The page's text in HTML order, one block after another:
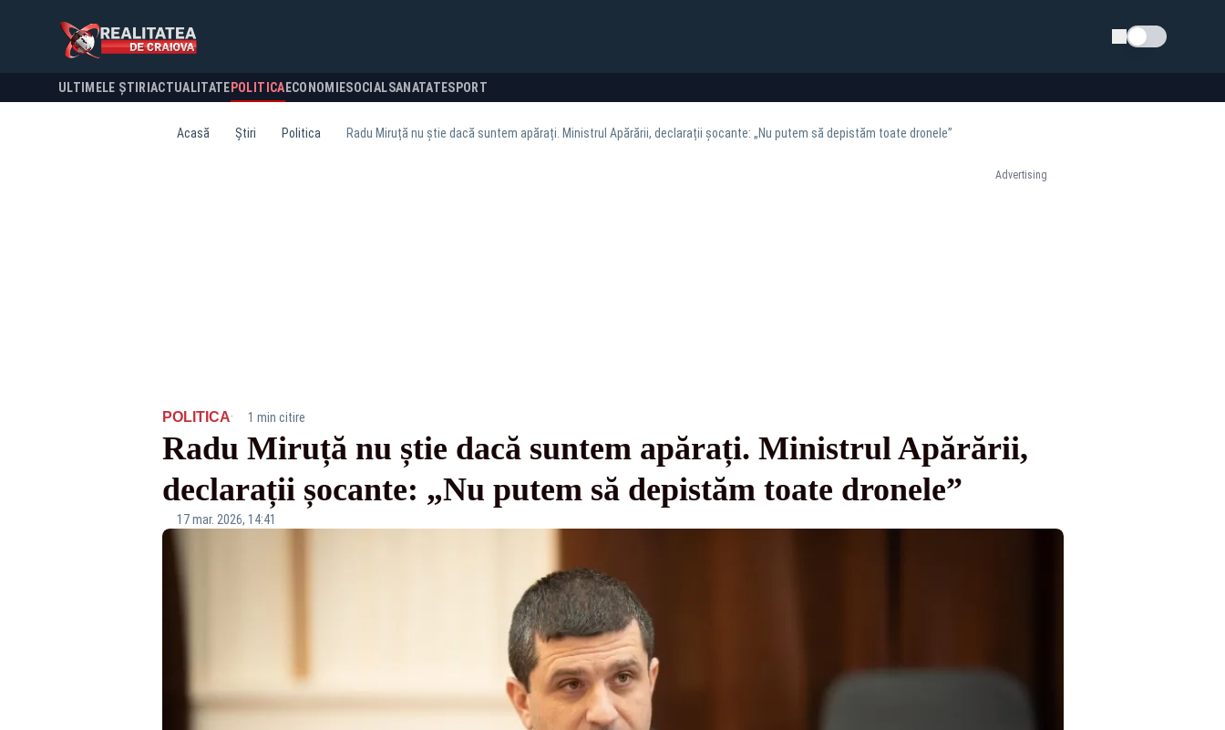
Schimba tema
ULTIMELE ȘTIRI ACTUALITATE POLITICA ECONOMIESOCIALSANATATESPORT
Acasă Știri Politica Radu Miruță nu știe dacă suntem apărați. Ministrul Apărării, declarații șocante: „Nu putem să depistăm toate dronele”
Advertising
POLITICA· 1 min citire
Radu Miruță nu știe dacă suntem apărați. Ministrul Apărării,
declarații șocante: „Nu putem să depistăm toate dronele”
17 mar. 2026, 14:41